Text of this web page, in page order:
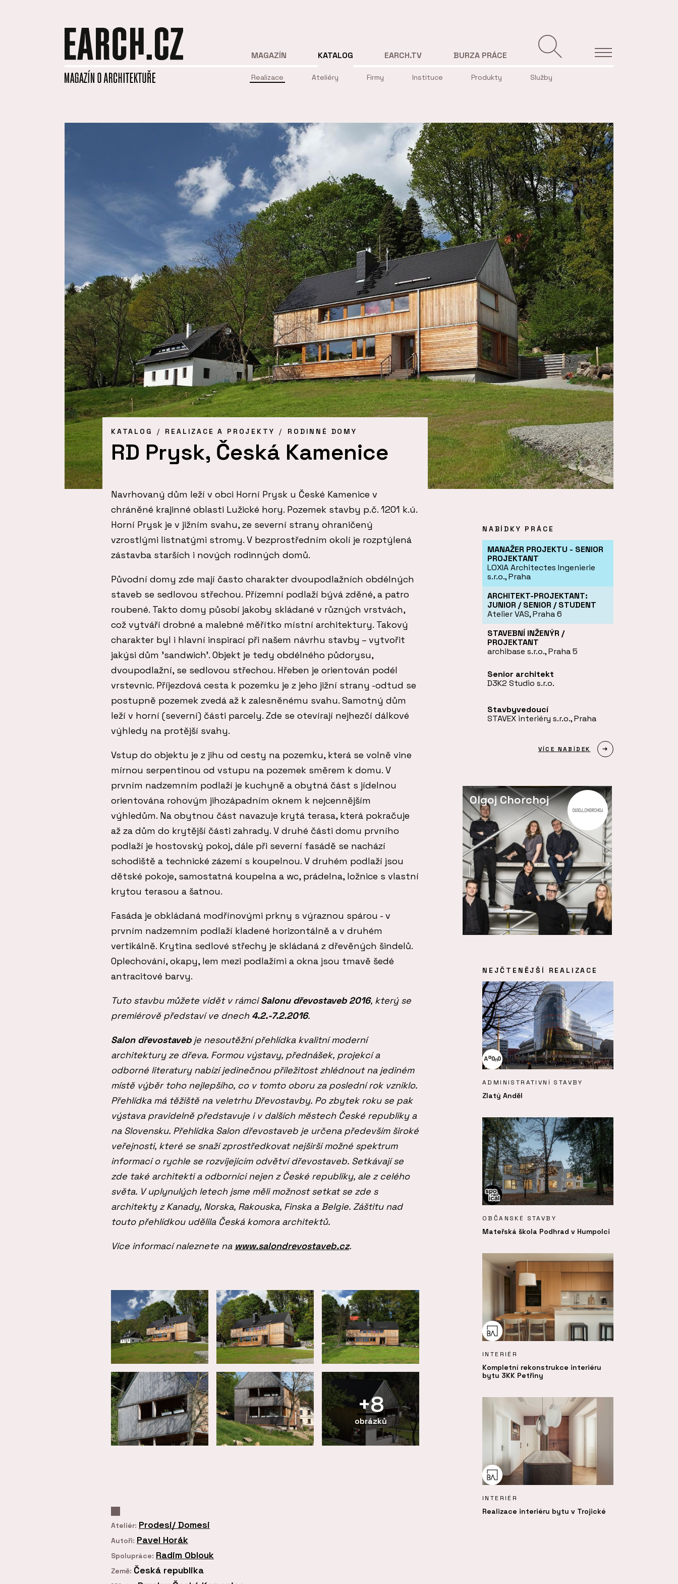
MAGAZÍN KATALOG
Realizace Ateliéry Firmy Instituce Produkty Služby
EARCH.TV BURZA PRÁCE
KATALOG REALIZACE A PROJEKTY RODINNÉ DOMY
RD Prysk, Česká Kamenice
Navrhovaný dům leží v obci Horní Prysk u České Kamenice v
chráněné krajinné oblasti Lužické hory. Pozemek stavby p.č. 1201 k.ú.
Horní Prysk je v jižním svahu, ze severní strany ohraničený
vzrostlými listnatými stromy. V bezprostředním okolí je rozptýlená
zástavba starších i nových rodinných domů.
Původní domy zde mají často charakter dvoupodlažních obdélných
staveb se sedlovou střechou. Přízemní podlaží bývá zděné, a patro
roubené. Takto domy působí jakoby skládané v různých vrstvách,
což vytváří drobné a malebné měřítko místní architektury. Takový
charakter byl i hlavní inspirací při našem návrhu stavby – vytvořit
jakýsi dům 'sandwich'. Objekt je tedy obdélného půdorysu,
dvoupodlažní, se sedlovou střechou. Hřeben je orientován podél
vrstevnic. Příjezdová cesta k pozemku je z jeho jižní strany -odtud se
postupně pozemek zvedá až k zalesněnému svahu. Samotný dům
leží v horní (severní) části parcely. Zde se otevírají nejhezčí dálkové
výhledy na protější svahy.
Vstup do objektu je z jihu od cesty na pozemku, která se volně vine
mírnou serpentinou od vstupu na pozemek směrem k domu. V
prvním nadzemním podlaží je kuchyně a obytná část s jídelnou
orientována rohovým jihozápadním oknem k nejcennějším
výhledům. Na obytnou část navazuje krytá terasa, která pokračuje
až za dům do krytější části zahrady. V druhé části domu prvního
podlaží je hostovský pokoj, dále při severní fasádě se nachází
schodiště a technické zázemí s koupelnou. V druhém podlaží jsou
dětské pokoje, samostatná koupelna a wc, prádelna, ložnice s vlastní
krytou terasou a šatnou.
Fasáda je obkládaná modřínovými prkny s výraznou spárou - v
prvním nadzemním podlaží kladené horizontálně a v druhém
vertikálně. Krytina sedlové střechy je skládaná z dřevěných šindelů.
Oplechování, okapy, lem mezi podlažími a okna jsou tmavě šedé
antracitové barvy.
Tuto stavbu můžete vidět v rámciSalonu dřevostaveb 2016, který se
premiérově představí ve dnech 4.2.-7.2.2016.
Salon dřevostaveb je nesoutěžní přehlídka kvalitní moderní
architektury ze dřeva. Formou výstavy, přednášek, projekcí a
odborné literatury nabízí jedinečnou příležitost zhlédnout na jediném
místě výběr toho nejlepšího, co v tomto oboru za poslední rok vzniklo.
Přehlídka má těžiště na veletrhu Dřevostavby. Po zbytek roku se pak
výstava pravidelně představuje i v dalších městech České republiky a
na Slovensku. Přehlídka Salon dřevostaveb je určena především široké
veřejnosti, které se snaží zprostředkovat nejširší možné spektrum
informací o rychle se rozvíjejícím odvětví dřevostaveb. Setkávají se
zde také architekti a odborníci nejen z České republiky, ale z celého
světa. V uplynulých letech jsme měli možnost setkat se zde s
architekty z Kanady, Norska, Rakouska, Finska a Belgie. Záštitu nad
touto přehlídkou udělila Česká komora architektů.
Více informací naleznete na www.salondrevostaveb.cz.
+8
obrázků
Ateliér: Prodesi/ Domesi
Autoři: Pavel Horák
Spolupráce: Radim Oblouk
Země: Česká republika
NABÍDKY PRÁCE
MANAŽER PROJEKTU - SENIOR
PROJEKTANT
LOXIA Architectes Ingenierie
s.r.o., Praha
ARCHITEKT-PROJEKTANT:
JUNIOR / SENIOR / STUDENT
Atelier VAS, Praha 6
STAVEBNÍ INŽENÝR /
PROJEKTANT
archibase s.r.o., Praha 5
Senior architekt
D3K2 Studio s.r.o.
Stavbyvedoucí
STAVEX interiéry s.r.o., Praha
VÍCE NABÍDEK
Olgoj Chorchoj
NEJČTENĚJŠÍ REALIZACE
ADMINISTRATIVNÍ STAVBY
Zlatý Anděl
OBČANSKÉ STAVBY
Mateřská škola Podhrad v Humpolci
INTERIÉR
Kompletní rekonstrukce interiéru
bytu 3KK Petřiny
INTERIÉR
Realizace interiéru bytu v Trojické